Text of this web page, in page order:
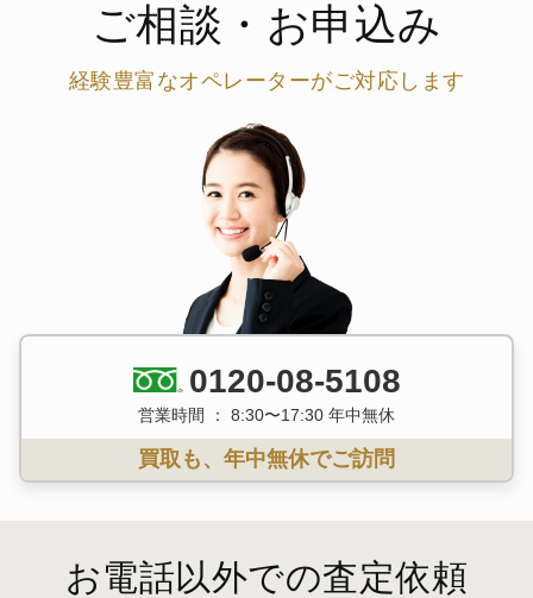
ご相談・お申込み
経験豊富なオペレーターがご対応します
0120-08-5108
営業時間 ： 8:30〜17:30 年中無休
買取も、年中無休でご訪問
お電話以外での査定依頼